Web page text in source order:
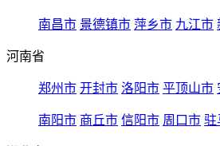
南昌市 景德镇市 萍乡市 九江市
河南省
郑州市 开封市 洛阳市 平顶山市
南阳市 商丘市 信阳市 周口市 驻